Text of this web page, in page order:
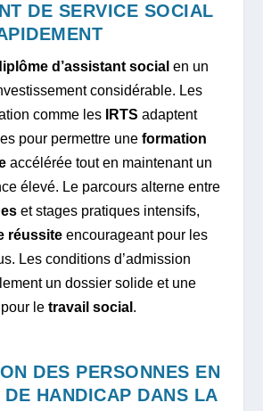
DE SERVICE SOCIAL
d’assistant social en un
considérable. Les
comme les
IRTS adaptent
pour permettre uneformation
accélérée tout en maintenant un
élevé. Le parcours alterne entre
et stages pratiques intensifs,
réussite encourageant pour les
Les conditions d’admission
un dossier solide et une
pour letravail social .
DES PERSONNES EN
DE HANDICAP DANS LA